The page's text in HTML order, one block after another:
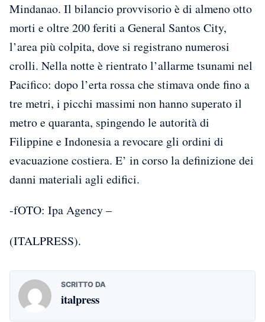
Mindanao. Il bilancio provvisorio è di almeno otto
morti e oltre 200 feriti a General Santos City,
l’area più colpita, dove si registrano numerosi
crolli. Nella notte è rientrato l’allarme tsunami nel
Pacifico: dopo l’erta rossa che stimava onde fino a
tre metri, i picchi massimi non hanno superato il
metro e quaranta, spingendo le autorità di
Filippine e Indonesia a revocare gli ordini di
evacuazione costiera. E’ in corso la definizione dei
danni materiali agli edifici.
-fOTO: Ipa Agency –
(ITALPRESS).
SCRITTO DA
italpress